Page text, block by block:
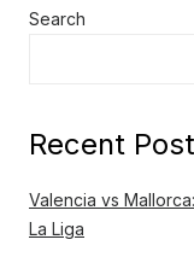
Search
Recent
Valencia vs
La Liga